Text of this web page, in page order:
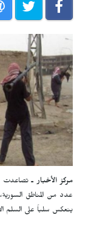
مركز الأخبار ـتصاعدت
عدد من المناطق
ينعكس سلباً على السلم